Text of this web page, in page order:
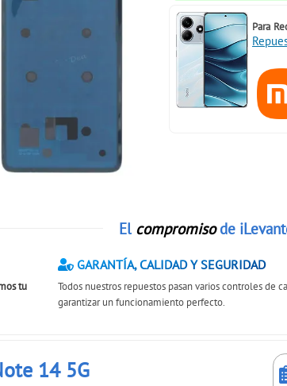
Para
El compromisode
tu
GARANTÍA, CALIDAD Y SEGURIDAD
Todos nuestros repuestos pasan varios controles de
garantizar un funcionamiento perfecto.
14 5G